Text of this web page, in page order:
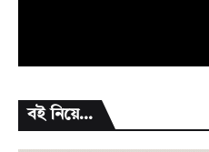
বই নিয়ে...